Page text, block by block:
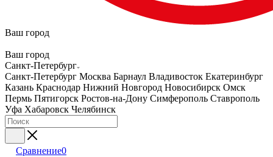
Ваш город
Ваш город
Санкт-Петербург
Санкт-Петербург Москва Барнаул Владивосток Екатеринбург
Казань Краснодар Нижний Новгород Новосибирск Омск
Пермь Пятигорск Ростов-на-Дону Симферополь Ставрополь
Уфа Хабаровск Челябинск
Сравнение0